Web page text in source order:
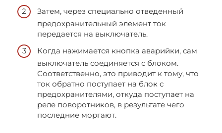
Затем, через специально отведенный
предохранительный элемент ток
передается на выключатель.
Когда нажимается кнопка аварийки, сам
выключатель соединяется с блоком.
Соответственно, это приводит к тому, что
ток обратно поступает на блок с
предохранителями, откуда поступает на
реле поворотников, в результате чего
последние моргают.